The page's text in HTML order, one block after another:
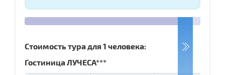
Стоимость тура для 1 человека:
Гостиница ЛУЧЕСА***